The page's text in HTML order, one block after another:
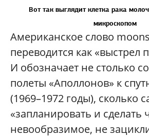
Вот так выглядит клетка рака
микроскопом
Американское слово
переводится как «выстрел
И обозначает не столько
полеты «Аполлонов» к
(1969–1972 годы), сколько
«запланировать и сделать
невообразимое, не